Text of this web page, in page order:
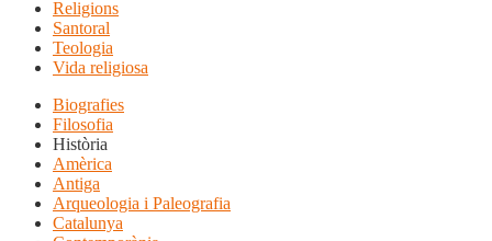
Religions
Santoral
Teologia
Vida religiosa
Biografies
Filosofia
Història
Amèrica
Antiga
Arqueologia i Paleografia
Catalunya